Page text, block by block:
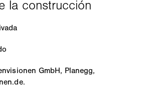
GmbH, Planegg,